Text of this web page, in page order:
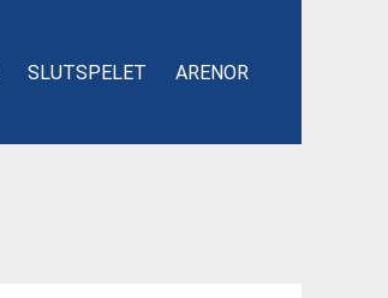
SLUTSPELET ARENOR